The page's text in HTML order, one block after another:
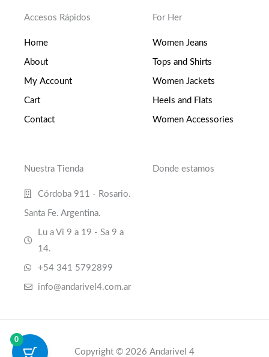
Accesos Rápidos
Home
About
My Account
Cart
Contact
For Her
Women Jeans
Tops and Shirts
Women Jackets
Heels and Flats
Women Accessories
Nuestra Tienda
Córdoba 911 - Rosario.
Santa Fe. Argentina.
Lu a Vi 9 a 19 - Sa 9 a
14.
+54 341 5792899
info@andarivel4.com.ar
Donde estamos
Copyright © 2026 Andarivel 4
0